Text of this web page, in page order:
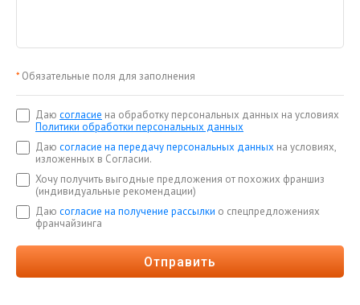
* Обязательные поля для заполнения
Даю согласие на обработку персональных данных на условиях
Политики обработки персональных данных
Даю согласие на передачу персональных данных на условиях,
изложенных в Согласии.
Хочу получить выгодные предложения от похожих франшиз
(индивидуальные рекомендации)
Даю согласие на получение рассылки о спецпредложениях
франчайзинга
Отправить